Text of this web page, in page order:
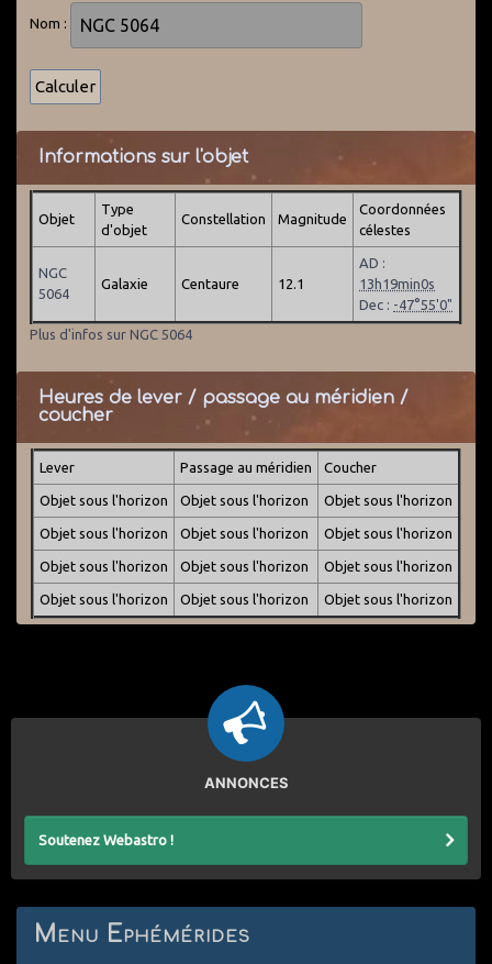
Nom :
Informations sur l'objet
Objet
Type
d'objet
Constellation Magnitude
Coordonnées
célestes
NGC
5064
Galaxie Centaure 12.1
AD :
13h19min0s
Dec : -47°55'0"
Plus d'infos sur NGC 5064
Heures de lever / passage au méridien /
coucher
Lever Passage au méridien Coucher
Objet sous l'horizon Objet sous l'horizon Objet sous l'horizon
Objet sous l'horizon Objet sous l'horizon Objet sous l'horizon
Objet sous l'horizon Objet sous l'horizon Objet sous l'horizon
Objet sous l'horizon Objet sous l'horizon Objet sous l'horizon
ANNONCES
Soutenez Webastro !
Menu Ephémérides